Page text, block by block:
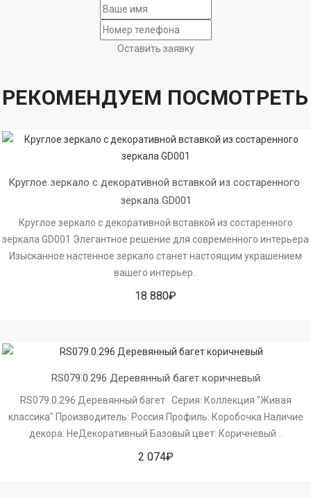
Оставить заявку
РЕКОМЕНДУЕМ ПОСМОТРЕТЬ
Круглое зеркало с декоративной вставкой из состаренного
зеркала GD001
Круглое зеркало с декоративной вставкой из состаренного
зеркала GD001 Элегантное решение для современного интерьера
Изысканное настенное зеркало станет настоящим украшением
вашего интерьер..
18 880₽
RS079.0.296 Деревянный багет коричневый
RS079.0.296 Деревянный багет Серия: Коллекция "Живая
классика" Производитель: Россия Профиль: Коробочка Наличие
декора: НеДекоративный Базовый цвет: Коричневый ..
2 074₽